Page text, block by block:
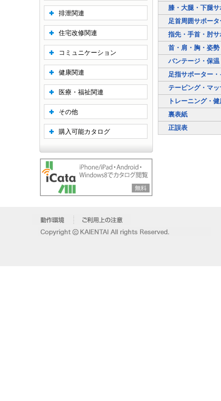
膝・大腿・下腿
足首周囲サポータ
指先・手首・肘
首・肩・胸・姿
バンテージ・保
足指サポーター
テーピング・マ
トレーニング・
裏表紙
正誤表
排泄関連
住宅改修関連
コミュニケーション
健康関連
医療・福祉関連
その他
購入可能カタログ